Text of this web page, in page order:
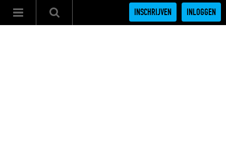
INSCHRIJVEN INLOGGEN